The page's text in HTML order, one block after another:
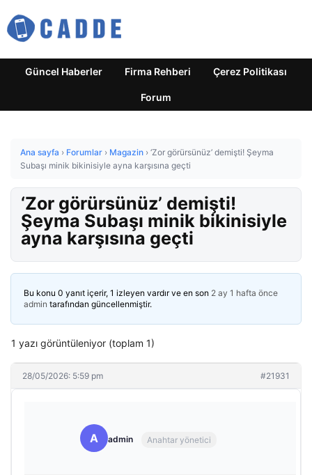
Güncel Haberler Firma Rehberi Çerez Politikası
Forum
Ana sayfa › Forumlar › Magazin › ‘Zor görürsünüz’ demişti! Şeyma
Subaşı minik bikinisiyle ayna karşısına geçti
‘Zor görürsünüz’ demişti!
Şeyma Subaşı minik bikinisiyle
ayna karşısına geçti
Bu konu 0 yanıt içerir, 1 izleyen vardır ve en son 2 ay 1 hafta önce
admin tarafından güncellenmiştir.
1 yazı görüntüleniyor (toplam 1)
28/05/2026: 5:59 pm #21931
A admin Anahtar yönetici